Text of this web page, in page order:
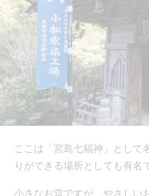
ここは「宮島七福神」として
りができる場所としても有名
小さなお堂ですが、やさしい